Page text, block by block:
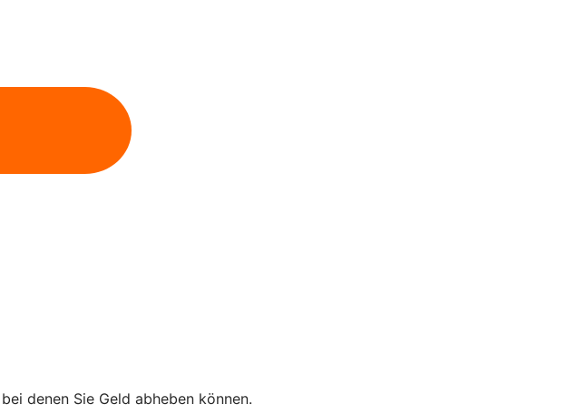
denen Sie Geld abheben können.